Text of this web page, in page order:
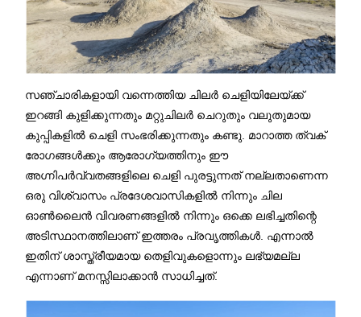
സഞ്ചാരികളായി വന്നെത്തിയ ചിലർ ചെളിയിലേയ്ക്ക്
ഇറങ്ങി കുളിക്കുന്നതും മറ്റുചിലർ ചെറുതും വലുതുമായ
കുപ്പികളിൽ ചെളി സംഭരിക്കുന്നതും കണ്ടു. മാറാത്ത ത്വക്
രോഗങ്ങൾക്കും ആരോഗ്യത്തിനും ഈ
അഗ്നിപർവ്വതങ്ങളിലെ ചെളി പുരട്ടുന്നത് നല്ലതാണെന്ന
ഒരു വിശ്വാസം പ്രദേശവാസികളിൽ നിന്നും ചില
ഓൺലൈൻ വിവരണങ്ങളിൽ നിന്നും ഒക്കെ ലഭിച്ചതിന്റെ
അടിസ്ഥാനത്തിലാണ് ഇത്തരം പ്രവൃത്തികൾ. എന്നാൽ
ഇതിന് ശാസ്ത്രീയമായ തെളിവുകളൊന്നും ലഭ്യമല്ല
എന്നാണ് മനസ്സിലാക്കാൻ സാധിച്ചത്.